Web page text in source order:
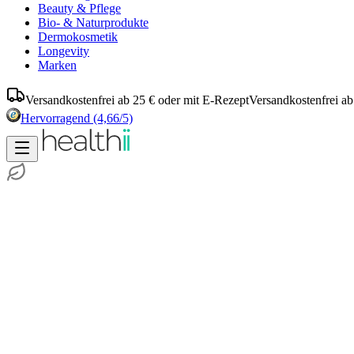
Beauty & Pflege
Bio- & Naturprodukte
Dermokosmetik
Longevity
Marken
Versandkostenfrei ab 25 € oder mit E-RezeptVersandkostenfrei
Hervorragend (4,66/5)